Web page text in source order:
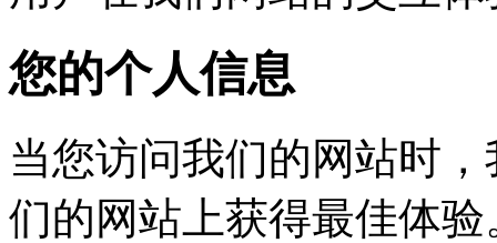
您的个人信息
当您访问我们的网站时
们的网站上获得最佳体验